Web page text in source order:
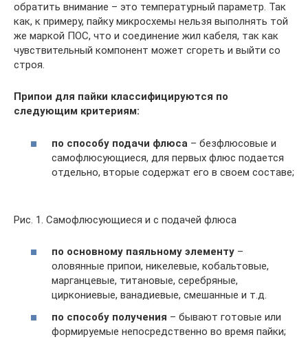
обратить внимание – это температурный параметр. Так
как, к примеру, пайку микросхемы нельзя выполнять той
же маркой ПОС, что и соединение жил кабеля, так как
чувствительный компонент может сгореть и выйти со
строя.
Припои для пайки классифицируются по
следующим критериям:
по способу подачи флюса – безфлюсовые и
самофлюсующиеся, для первых флюс подается
отдельно, вторые содержат его в своем составе;
Рис. 1. Самофлюсующиеся и с подачей флюса
по основному паяльному элементу –
оловянные припои, никелевые, кобальтовые,
марганцевые, титановые, серебряные,
циркониевые, ванадиевые, смешанные и т.д.
по способу получения – бывают готовые или
формируемые непосредственно во время пайки;